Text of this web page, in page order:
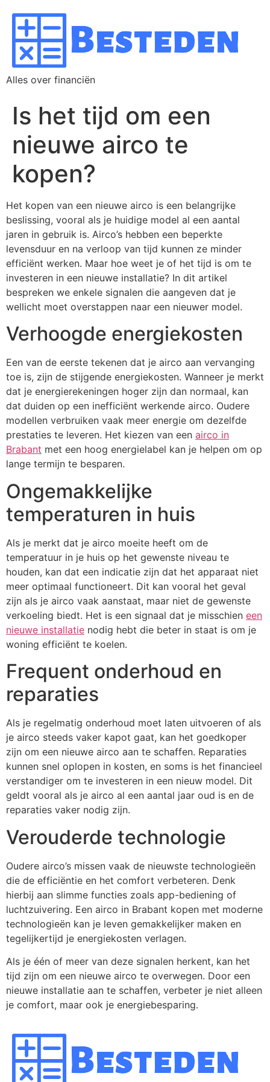
Alles over financiën
Is het tijd om een
nieuwe airco te
kopen?
Het kopen van een nieuwe airco is een belangrijke
beslissing, vooral als je huidige model al een aantal
jaren in gebruik is. Airco’s hebben een beperkte
levensduur en na verloop van tijd kunnen ze minder
efficiënt werken. Maar hoe weet je of het tijd is om te
investeren in een nieuwe installatie? In dit artikel
bespreken we enkele signalen die aangeven dat je
wellicht moet overstappen naar een nieuwer model.
Verhoogde energiekosten
Een van de eerste tekenen dat je airco aan vervanging
toe is, zijn de stijgende energiekosten. Wanneer je merkt
dat je energierekeningen hoger zijn dan normaal, kan
dat duiden op een inefficiënt werkende airco. Oudere
modellen verbruiken vaak meer energie om dezelfde
prestaties te leveren. Het kiezen van een airco in
Brabant met een hoog energielabel kan je helpen om op
lange termijn te besparen.
Ongemakkelijke
temperaturen in huis
Als je merkt dat je airco moeite heeft om de
temperatuur in je huis op het gewenste niveau te
houden, kan dat een indicatie zijn dat het apparaat niet
meer optimaal functioneert. Dit kan vooral het geval
zijn als je airco vaak aanstaat, maar niet de gewenste
verkoeling biedt. Het is een signaal dat je misschien een
nieuwe installatie nodig hebt die beter in staat is om je
woning efficiënt te koelen.
Frequent onderhoud en
reparaties
Als je regelmatig onderhoud moet laten uitvoeren of als
je airco steeds vaker kapot gaat, kan het goedkoper
zijn om een nieuwe airco aan te schaffen. Reparaties
kunnen snel oplopen in kosten, en soms is het financieel
verstandiger om te investeren in een nieuw model. Dit
geldt vooral als je airco al een aantal jaar oud is en de
reparaties vaker nodig zijn.
Verouderde technologie
Oudere airco’s missen vaak de nieuwste technologieën
die de efficiëntie en het comfort verbeteren. Denk
hierbij aan slimme functies zoals app-bediening of
luchtzuivering. Een airco in Brabant kopen met moderne
technologieën kan je leven gemakkelijker maken en
tegelijkertijd je energiekosten verlagen.
Als je één of meer van deze signalen herkent, kan het
tijd zijn om een nieuwe airco te overwegen. Door een
nieuwe installatie aan te schaffen, verbeter je niet alleen
je comfort, maar ook je energiebesparing.